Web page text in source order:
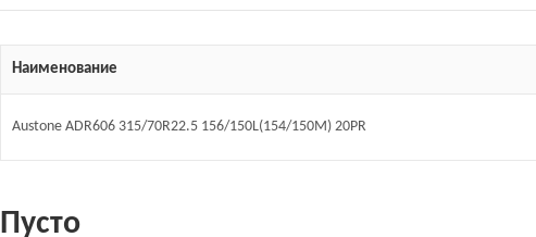
Наименование
Austone ADR606 315/70R22.5 156/150L(154/150M) 20PR
Пусто